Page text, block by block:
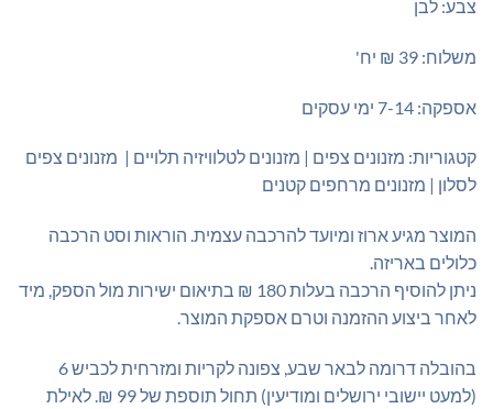
צבע: לבן
משלוח: 39 ₪ יח'
אספקה: 7-14 ימי עסקים
קטגוריות: מזנונים צפים | מזנונים לטלוויזיה תלויים | מזנונים צפים
לסלון | מזנונים מרחפים קטנים
המוצר מגיע ארוז ומיועד להרכבה עצמית. הוראות וסט הרכבה
כלולים באריזה.
ניתן להוסיף הרכבה בעלות 180 ₪ בתיאום ישירות מול הספק, מיד
לאחר ביצוע ההזמנה וטרם אספקת המוצר.
בהובלה דרומה לבאר שבע, צפונה לקריות ומזרחית לכביש 6
(למעט יישובי ירושלים ומודיעין) תחול תוספת של 99 ₪. לאילת